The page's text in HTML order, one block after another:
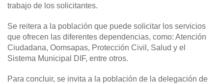
trabajo de los solicitantes.
Se reitera a la población que puede solicitar los servicios
que ofrecen las diferentes dependencias, como: Atención
Ciudadana, Oomsapas, Protección Civil, Salud y el
Sistema Municipal DIF, entre otros.
Para concluir, se invita a la población de la delegación de